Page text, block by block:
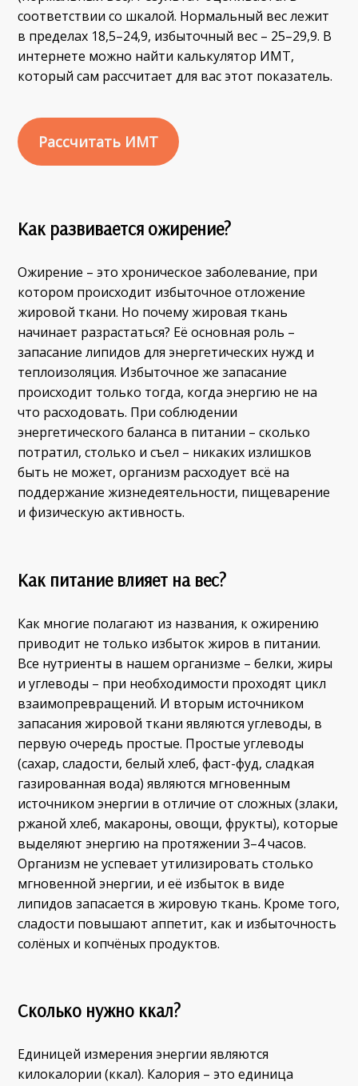
соответствии со шкалой. Нормальный вес лежит
в пределах 18,5–24,9, избыточный вес – 25–29,9. В
интернете можно найти калькулятор ИМТ,
который сам рассчитает для вас этот показатель.
Рассчитать ИМТ
Как развивается ожирение?
Ожирение – это хроническое заболевание, при
котором происходит избыточное отложение
жировой ткани. Но почему жировая ткань
начинает разрастаться? Её основная роль –
запасание липидов для энергетических нужд и
теплоизоляция. Избыточное же запасание
происходит только тогда, когда энергию не на
что расходовать. При соблюдении
энергетического баланса в питании – сколько
потратил, столько и съел – никаких излишков
быть не может, организм расходует всё на
поддержание жизнедеятельности, пищеварение
и физическую активность.
Как питание влияет на вес?
Как многие полагают из названия, к ожирению
приводит не только избыток жиров в питании.
Все нутриенты в нашем организме – белки, жиры
и углеводы – при необходимости проходят цикл
взаимопревращений. И вторым источником
запасания жировой ткани являются углеводы, в
первую очередь простые. Простые углеводы
(сахар, сладости, белый хлеб, фаст-фуд, сладкая
газированная вода) являются мгновенным
источником энергии в отличие от сложных (злаки,
ржаной хлеб, макароны, овощи, фрукты), которые
выделяют энергию на протяжении 3–4 часов.
Организм не успевает утилизировать столько
мгновенной энергии, и её избыток в виде
липидов запасается в жировую ткань. Кроме того,
сладости повышают аппетит, как и избыточность
солёных и копчёных продуктов.
Сколько нужно ккал?
Единицей измерения энергии являются
килокалории (ккал). Калория – это единица